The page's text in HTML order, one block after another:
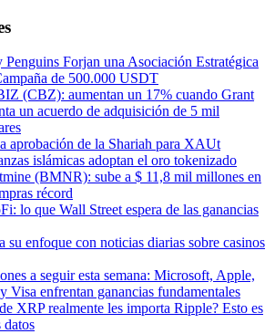
Forjan una Asociación Estratégica
de 500.000 USDT
(CBZ): aumentan un 17% cuando Grant
un acuerdo de adquisición de 5 mil
aprobación de la Shariah para XAUt
islámicas adoptan el oro tokenizado
(BMNR): sube a $ 11,8 mil millones en
récord
lo que Wall Street espera de las ganancias
su enfoque con noticias diarias sobre casinos
a seguir esta semana: Microsoft, Apple,
Visa enfrentan ganancias fundamentales
XRP realmente les importa Ripple? Esto es
datos